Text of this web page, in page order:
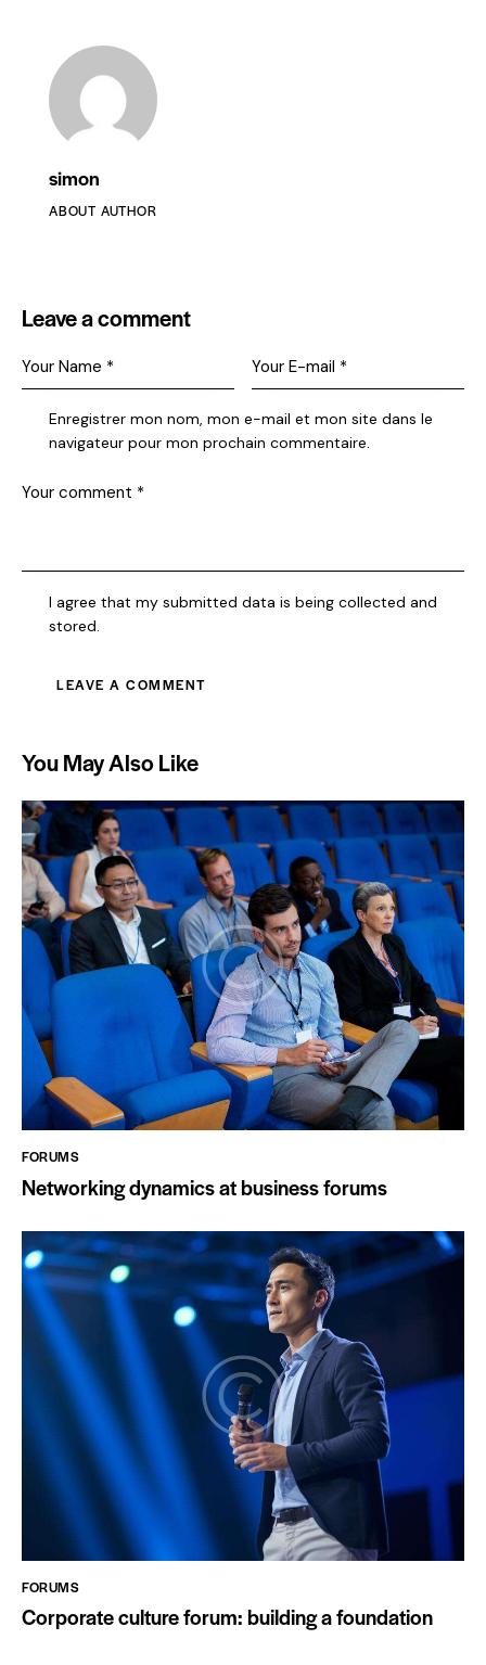
simon
ABOUT AUTHOR
Leave a comment
Enregistrer mon nom, mon e-mail et mon site dans le
navigateur pour mon prochain commentaire.
I agree that my submitted data is being collected and
stored.
You May Also Like
FORUMS
Networking dynamics at business forums
FORUMS
Corporate culture forum: building a foundation